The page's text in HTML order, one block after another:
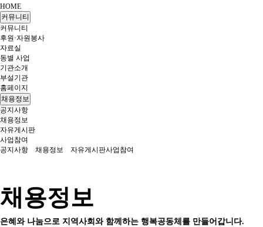
HOME
커뮤니티
커뮤니티
후원·자원봉사
자료실
동별 사업
기관소개
부설기관
홈페이지
채용정보
공지사항
채용정보
자유게시판
사업참여
공지사항
채용정보 자유게시판사업참여
채용정보
은혜와 나눔으로 지역사회와 함께하는 행복공동체를 만들어갑니다.